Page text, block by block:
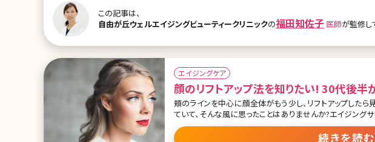
される
この記事は、
自由が丘ウェルエイジングビューティークリニックの福田知佐子 医師が監修し
エイジングケア
顔のリフトアップ法を知りたい! 30代後半
頬のラインを中心に顔全体がもう少し、リフトアップした
ていて、そんな風に思ったことはありませんか?エイジング
消しにくい、たるみ。しかし現在では、さまざまな方法でた
こで最新の顔のリフトアップ方法について詳しく説明しましょう。 【監修医師からのワンポイント】
続きを読む